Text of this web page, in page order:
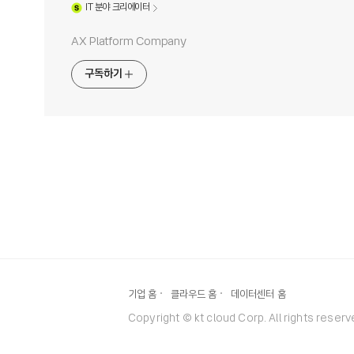
IT분야 크리에이터
AX Platform Company
구독하기
기업 홈 클라우드 홈
데이터센터 홈
Copyright © kt cloud Corp. All rights